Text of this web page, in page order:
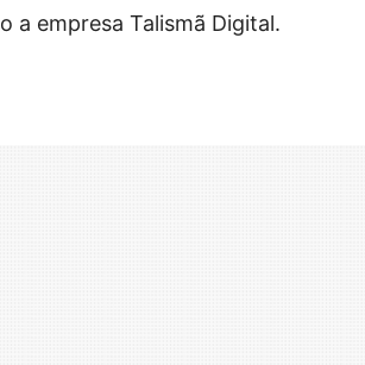
a empresa Talismã Digital.